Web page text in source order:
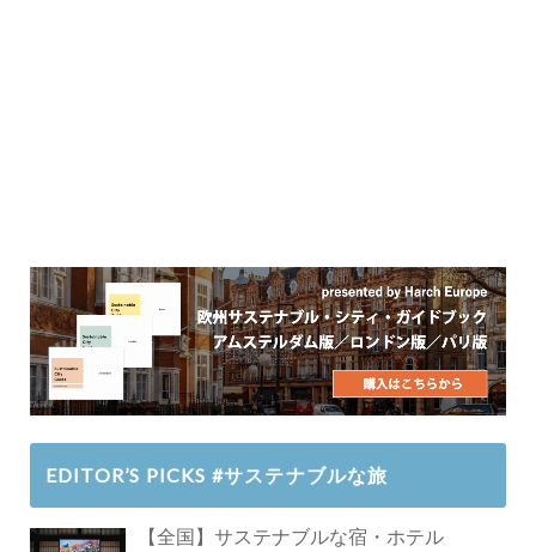
EDITOR’S PICKS #サステナブルな旅
【全国】サステナブルな宿・ホテル